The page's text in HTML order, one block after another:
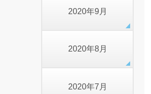
2020年9月
2020年8月
2020年7月